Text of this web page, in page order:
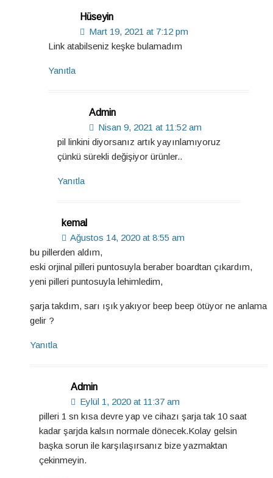
Hüseyin
Mart 19, 2021 at 7:12 pm
Link atabilseniz keşke bulamadım
Yanıtla
Admin
Nisan 9, 2021 at 11:52 am
pil linkini diyorsanız artık yayınlamıyoruz
çünkü sürekli değişiyor ürünler..
Yanıtla
kemal
Ağustos 14, 2020 at 8:55 am
bu pillerden aldım,
eski orjinal pilleri puntosuyla beraber boardtan çıkardım,
yeni pilleri puntosuyla lehimledim,
şarja takdım, sarı ışık yakıyor beep beep ötüyor ne anlama
gelir ?
Yanıtla
Admin
Eylül 1, 2020 at 11:37 am
pilleri 1 sn kısa devre yap ve cihazı şarja tak 10 saat
kadar şarjda kalsın normale dönecek.Kolay gelsin
başka sorun ile karşılaşırsanız bize yazmaktan
çekinmeyin.